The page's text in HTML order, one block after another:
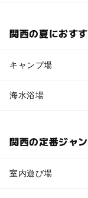
関西の夏におす
キャンプ場
海水浴場
関西の定番ジャ
室内遊び場